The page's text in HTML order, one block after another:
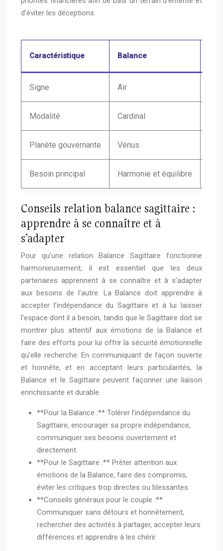
d’éviter les déceptions.
Caractéristique Balance
Signe Air
Modalité Cardinal
Planète gouvernante Vénus
Besoin principal Harmonie et équilibre
Conseils relation balance sagittaire :
apprendre à se connaître et à
s’adapter
Pour qu’une relation Balance Sagittaire fonctionne
harmonieusement, il est essentiel que les deux
partenaires apprennent à se connaître et à s’adapter
aux besoins de l’autre. La Balance doit apprendre à
accepter l’indépendance du Sagittaire et à lui laisser
l’espace dont il a besoin, tandis que le Sagittaire doit se
montrer plus attentif aux émotions de la Balance et
faire des efforts pour lui offrir la sécurité émotionnelle
qu’elle recherche. En communiquant de façon ouverte
et honnête, et en acceptant leurs particularités, la
Balance et le Sagittaire peuvent façonner une liaison
enrichissante et durable.
**Pour la Balance :** Tolérer l’indépendance du
Sagittaire, encourager sa propre indépendance,
communiquer ses besoins ouvertement et
directement.
**Pour le Sagittaire :** Prêter attention aux
émotions de la Balance, faire des compromis,
éviter les critiques trop directes ou blessantes.
**Conseils généraux pour le couple :**
Communiquer sans détours et honnêtement,
rechercher des activités à partager, accepter leurs
différences et apprendre à les chérir.